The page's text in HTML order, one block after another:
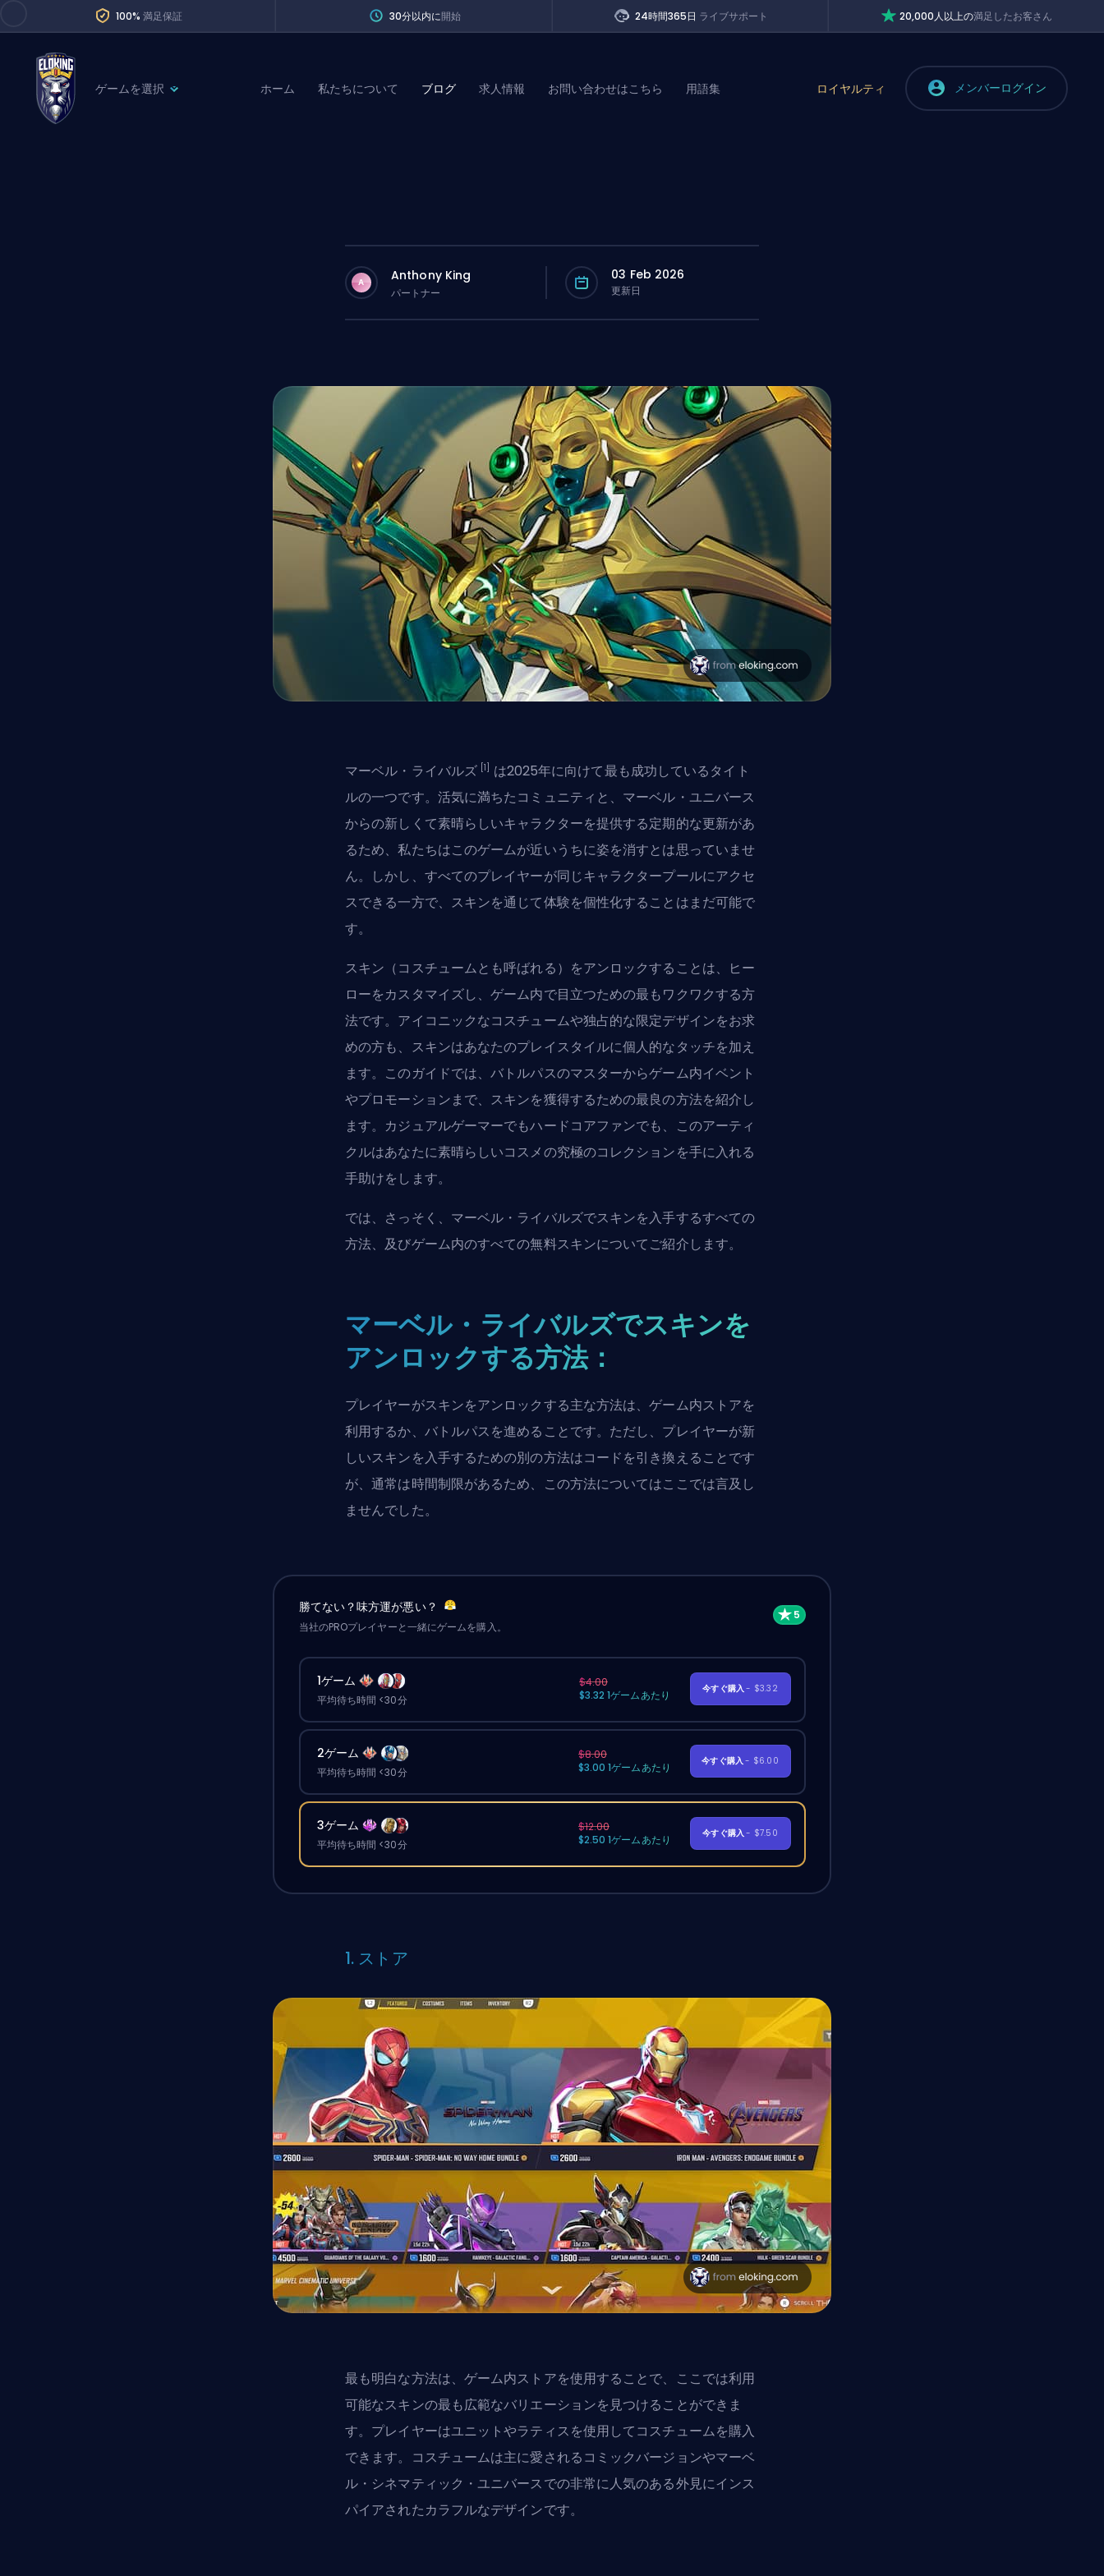
100% 満足保証 30分以内に開始 24時間365日 ライブサポート 20,000人以上の満足したお客さん
ゲームを選択 ホーム 私たちについて ブログ 求人情報 お問い合わせはこちら 用語集 ロイヤルティ メンバーログイン
A Anthony King
パートナー
03 Feb 2026
更新日
マーベル・ライバルズ [1]
は2025年に向けて最も成功しているタイト
ルの一つです。活気に満ちたコミュニティと、マーベル・ユニバース
からの新しくて素晴らしいキャラクターを提供する定期的な更新があ
るため、私たちはこのゲームが近いうちに姿を消すとは思っていませ
ん。しかし、すべてのプレイヤーが同じキャラクタープールにアクセ
スできる一方で、スキンを通じて体験を個性化することはまだ可能で
す。
スキン（コスチュームとも呼ばれる）をアンロックすることは、
ヒー
ローをカスタマイズし、ゲーム内で目立つための最もワクワクする方
法です。アイコニックなコスチュームや独占的な限定デザインをお求
めの方も、スキンはあなたのプレイスタイルに個人的なタッチを加え
ます。このガイドでは、バトルパスのマスターからゲーム内イベント
やプロモーションまで、スキンを獲得するための最良の方法を紹介し
ます。カジュアルゲーマーでもハードコアファンでも、このアーティ
クルはあなたに素晴らしいコスメの究極のコレクションを手に入れる
手助けをします。
では、さっそく、マーベル・ライバルズでスキンを入手するすべての
方法、及びゲーム内のすべての無料スキンについてご紹介します。
マーベル・ライバルズでスキンを
アンロックする方法：
プレイヤーがスキンをアンロックする主な方法は、ゲーム内ストアを
利用するか、バトルパスを進めることです。ただし、プレイヤーが新
しいスキンを入手するための別の方法はコードを引き換えることです
が、通常は時間制限があるため、この方法についてはここでは言及し
ませんでした。
勝てない？味方運が悪い？
当社のPROプレイヤーと一緒にゲームを購入。
1ゲーム
平均待ち時間 <30分
$4.00
$3.32 1ゲームあたり
今すぐ購入- $3.32
2ゲーム
平均待ち時間 <30分
$8.00
$3.00 1ゲームあたり
今すぐ購入- $6.00
3ゲーム
平均待ち時間 <30分
$12.00
$2.50 1ゲームあたり
今すぐ購入- $7.50
1. ストア
最も明白な方法は、ゲーム内ストアを使用することで、ここでは利用
可能なスキンの最も広範なバリエーションを見つけることができま
す。プレイヤーはユニットやラティスを使用してコスチュームを購入
できます。コスチュームは主に愛されるコミックバージョンやマーベ
ル・シネマティック・ユニバースでの非常に人気のある外見にインス
パイアされたカラフルなデザインです。